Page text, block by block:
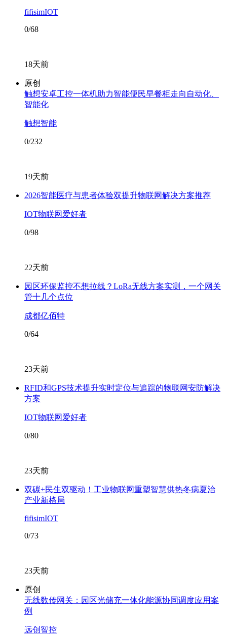
fifisimIOT
0/68
18天前
原创
触想安卓工控一体机助力智能便民早餐柜走向自动化、
智能化
触想智能
0/232
19天前
2026智能医疗与患者体验双提升物联网解决方案推荐
IOT物联网爱好者
0/98
22天前
园区环保监控不想拉线？LoRa无线方案实测，一个网关
管十几个点位
成都亿佰特
0/64
23天前
RFID和GPS技术提升实时定位与追踪的物联网安防解决
方案
IOT物联网爱好者
0/80
23天前
双碳+民生双驱动！工业物联网重塑智慧供热冬病夏治
产业新格局
fifisimIOT
0/73
23天前
原创
无线数传网关：园区光储充一体化能源协同调度应用案
例
远创智控